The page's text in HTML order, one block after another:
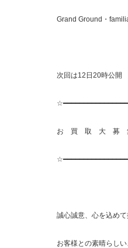
Grand Ground・
次回は12日20時公開
お 買 取 大 募
誠心誠意、心を込めて
お客様との素晴らし